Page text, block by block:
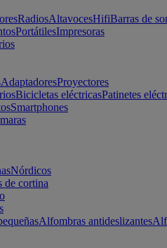
RadiosAltavocesHifiBarras de
PortátilesImpresoras
AdaptadoresProyectores
Bicicletas eléctricasPatinetes
Smartphones
Nórdicos
de cortina
Alfombras antideslizantes